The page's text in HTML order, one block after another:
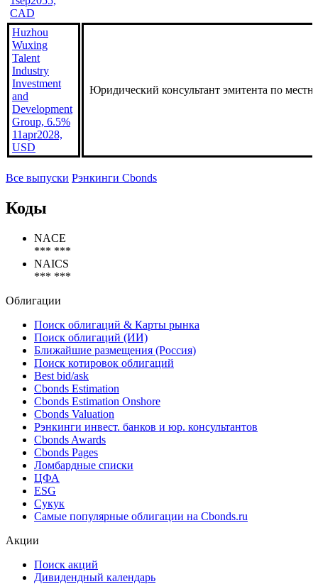
CAD
Huzhou
Wuxing
Talent
Industry
Investment
and
Development
Group, 6.5%
11apr2028,
USD
Юридический консультант эмитента по
Все выпуски Рэнкинги Cbonds
Коды
NACE
*** ***
NAICS
*** ***
Облигации
Поиск облигаций & Карты рынка
Поиск облигаций (ИИ)
Ближайшие размещения (Россия)
Поиск котировок облигаций
Best bid/ask
Cbonds Estimation
Cbonds Estimation Onshore
Cbonds Valuation
Рэнкинги инвест. банков и юр. консультантов
Cbonds Awards
Cbonds Pages
Ломбардные списки
ЦФА
ESG
Сукук
Самые популярные облигации на Cbonds.ru
Акции
Поиск акций
Дивидендный календарь